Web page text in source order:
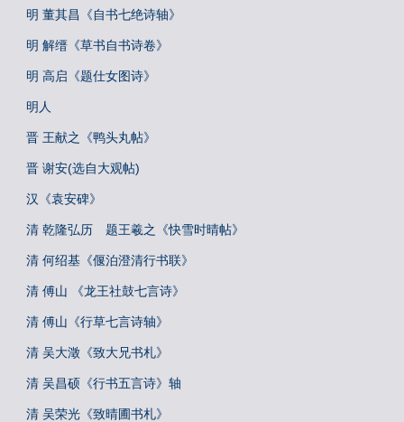
明 董其昌《自书七绝诗轴》
明 解缙《草书自书诗卷》
明 高启《题仕女图诗》
明人
晋 王献之《鸭头丸帖》
晋 谢安(选自大观帖)
汉《袁安碑》
清 乾隆弘历 题王羲之《快雪时晴帖》
清 何绍基《偃泊澄清行书联》
清 傅山 《龙王社鼓七言诗》
清 傅山《行草七言诗轴》
清 吴大澂《致大兄书札》
清 吴昌硕《行书五言诗》轴
清 吴荣光《致晴圃书札》